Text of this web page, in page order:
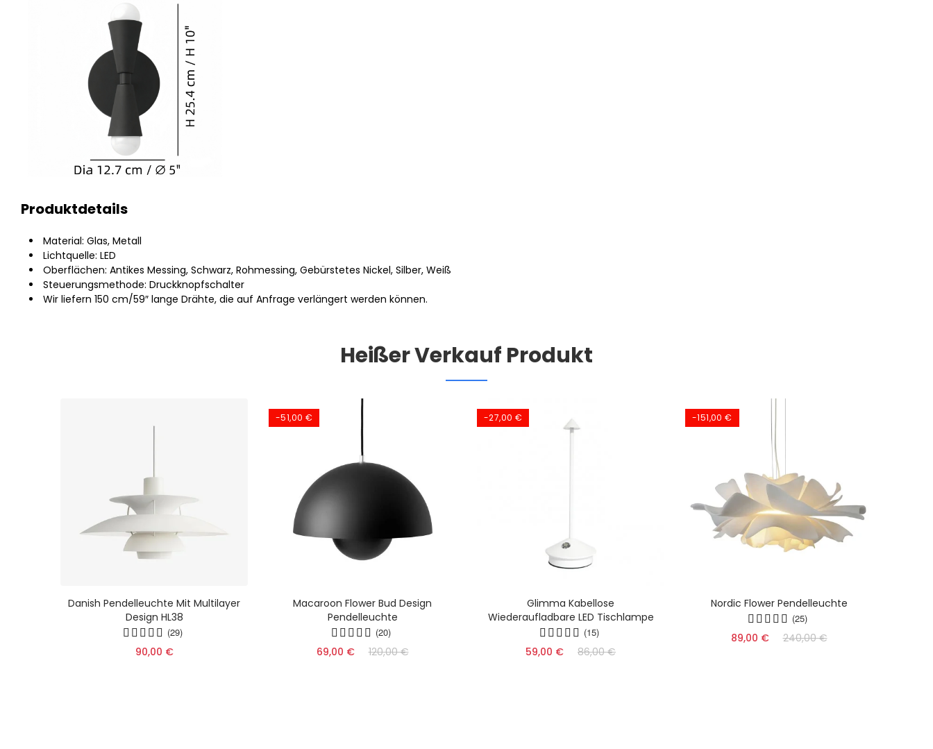
Produktdetails
Material: Glas, Metall
Lichtquelle: LED
Oberflächen: Antikes Messing, Schwarz, Rohmessing, Gebürstetes Nickel, Silber, Weiß
Steuerungsmethode: Druckknopfschalter
Wir liefern 150 cm/59″ lange Drähte, die auf Anfrage verlängert werden können.
Heißer Verkauf Produkt
Danish Pendelleuchte Mit Multilayer
Design HL38
(29)
90,00 €
-51,00 €
Macaroon Flower Bud Design
Pendelleuchte
(20)
69,00 € 120,00 €
-27,00 €
Glimma Kabellose
Wiederaufladbare LED Tischlampe
(15)
59,00 € 86,00 €
-151,00 €
Nordic Flower Pendelleuchte
(25)
89,00 € 240,00 €